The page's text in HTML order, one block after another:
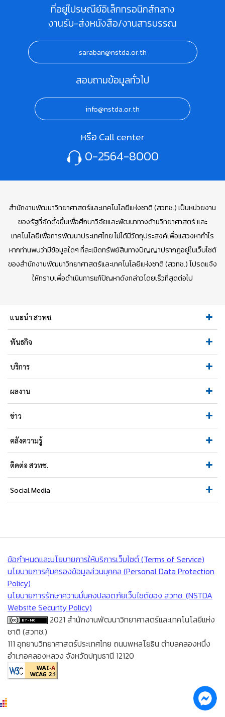
ที่อยู่ไปรษณีย์อิเล็กทรอนิกส์กลาง
งานรับ-ส่งหนังสือ/งานสารบรรณ
saraban@nstda.or.th
สอบถามข้อมูลทั่วไป
info@nstda.or.th
หรือ Call center
0-2564-8000
สำนักงานพัฒนาวิทยาศาสตร์และเทคโนโลยีแห่งชาติ (สวทช.) เป็นหน่วยงาน
ของรัฐที่จัดตั้งขึ้นเพื่อศึกษาวิจัยและพัฒนาทางด้านวิทยาศาสตร์ และ
เทคโนโลยีเพื่อการพัฒนาประเทศไทย ไม่ได้มีวัตถุประสงค์เพื่อแสวงหากำไร
หากท่านพบว่ามีข้อมูลใดๆ ที่ละเมิดทรัพย์สินทางปัญญาปรากฏอยู่ในเว็บไซต์
ของสำนักงานพัฒนาวิทยาศาสตร์และเทคโนโลยีแห่งชาติ (สวทช.) โปรดแจ้ง
ให้ทราบเพื่อดำเนินการแก้ปัญหาดังกล่าวโดยเร็วที่สุดต่อไป
แนะนำ สวทช.
พันธกิจ
บริการ
ผลงาน
ข่าว
คลังความรู้
ติดต่อ สวทช.
Social Media
ข้อกำหนดและนโยบายการให้บริการเว็บไซต์ (Terms of Service)
นโยบายการคุ้มครองข้อมูลส่วนบุคคล (Personal Data Protection
Policy)
นโยบายการรักษาความมั่นคงปลอดภัยเว็บไซต์ของ สวทช. (NSTDA
Website Security Policy)
2021 สำนักงานพัฒนาวิทยาศาสตร์และเทคโนโลยีแห่ง
ชาติ (สวทช.)
111 อุทยานวิทยาศาสตร์ประเทศไทย ถนนพหลโยธิน ตำบลคลองหนึ่ง
อำเภอคลองหลวง จังหวัดปทุมธานี 12120